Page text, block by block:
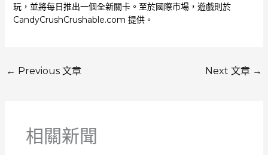
玩，並將每日推出一個全新關卡。至於國際市場，遊戲則於
CandyCrushCrushable.com 提供。
← Previous 文章 Next 文章 →
相關新聞